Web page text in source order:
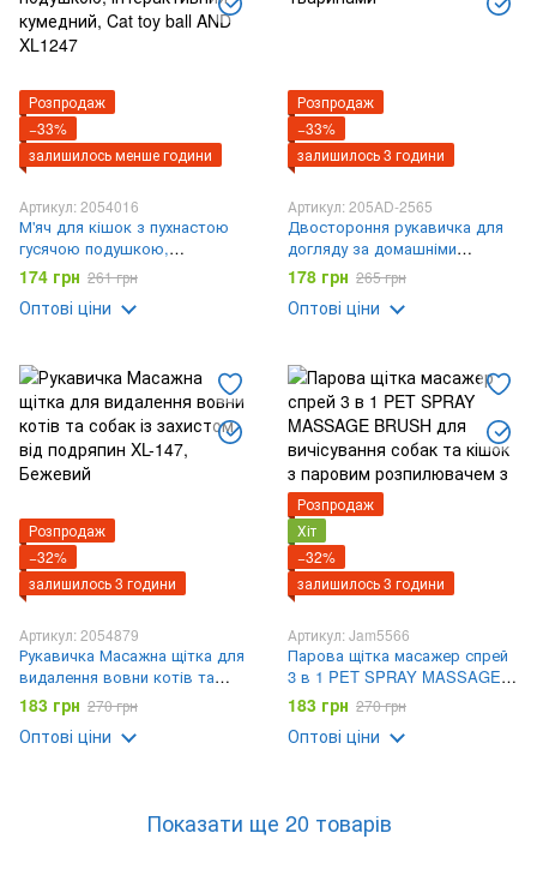
Розпродаж
−33%
залишилось менше години
Артикул: 2054016
М'яч для кішок з пухнастою
гусячою подушкою,
інтерактивний кумедний, Cat
toy ball AND XL1247
174 грн 261 грн
Оптові ціни
Розпродаж
−33%
залишилось 3 години
Артикул: 205AD-2565
Двостороння рукавичка для
догляду за домашніми
тваринами
178 грн 265 грн
Оптові ціни
Розпродаж
−32%
залишилось 3 години
Артикул: 2054879
Рукавичка Масажна щітка для
видалення вовни котів та
собак із захистом від
подряпин XL-147
183 грн 270 грн
Оптові ціни
Розпродаж
Хіт
−32%
залишилось 3 години
Артикул: Jam5566
Парова щітка масажер спрей
3 в 1 PET SPRAY MASSAGE
BRUSH для вичісування собак
та кішок з паровим
розпилювачем з ручкою
183 грн 270 грн
Оптові ціни
Показати ще 20 товарів